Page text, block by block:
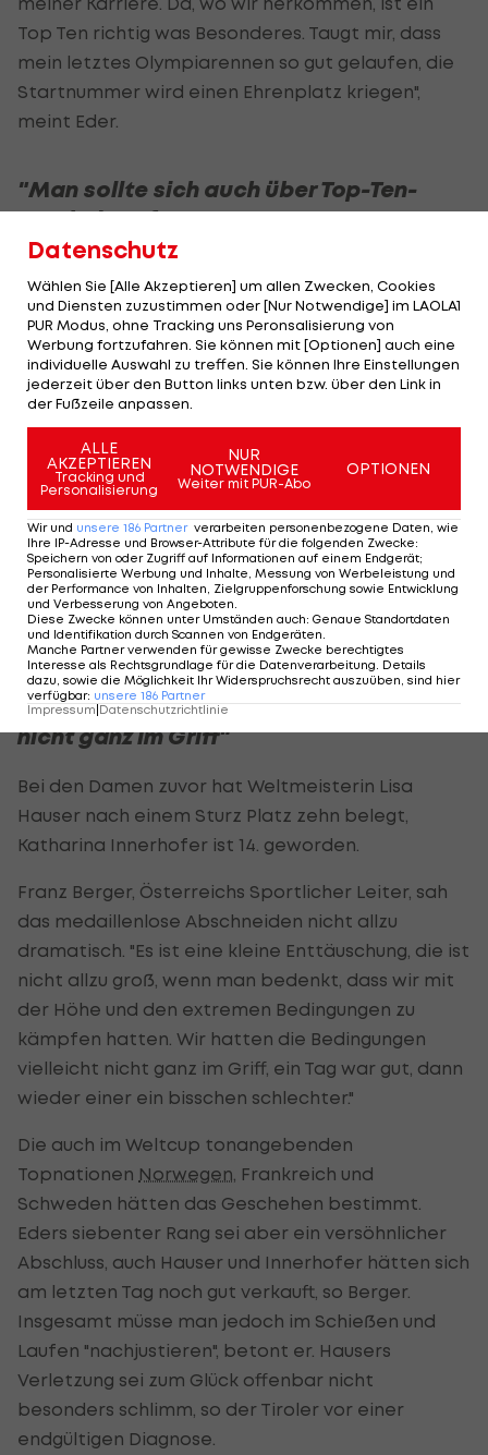
Top Ten richtig was Besonderes. Taugt mir, dass
mein letztes Olympiarennen so gut gelaufen, die
Startnummer wird einen Ehrenplatz kriegen",
meint Eder.
"Man sollte sich auch über Top-Ten-
Ergebnisse freuen"
Interview und sah zum Abschluss den seiner
Ansicht nach schwierigsten Bewerb mit eisigen
Temperaturen und scharfem Wind. "Eigentlich war
es ein sensationelles Rennen von Simon, aber es
ist ärgerlich, wie die Fehler zustande gekommen
sind. Unter dem Stich darf man damit aber
zufrieden sein."
Insgesamt sei die Bilanz freilich nicht ganz so
positiv. "Wir wollten natürlich um die Medaillen
mitkämpfen, das war Ziel, das haben wir leider
nicht geschafft. Man sollte sich aber auch über
Top-Ten-Ergebnisse freuen."
"Wir hatten die Bedingungen vielleicht
nicht ganz im Griff"
Bei den Damen zuvor hat Weltmeisterin Lisa
Hauser nach einem Sturz Platz zehn belegt,
Katharina Innerhofer ist 14. geworden.
Franz Berger, Österreichs Sportlicher Leiter, sah
das medaillenlose Abschneiden nicht allzu
dramatisch. "Es ist eine kleine Enttäuschung, die ist
nicht allzu groß, wenn man bedenkt, dass wir mit
der Höhe und den extremen Bedingungen zu
kämpfen hatten. Wir hatten die Bedingungen
vielleicht nicht ganz im Griff, ein Tag war gut, dann
wieder einer ein bisschen schlechter."
Die auch im Weltcup tonangebenden
Topnationen Norwegen , Frankreich und
Schweden hätten das Geschehen bestimmt.
Eders siebenter Rang sei aber ein versöhnlicher
Abschluss, auch Hauser und Innerhofer hätten sich
am letzten Tag noch gut verkauft, so Berger.
Insgesamt müsse man jedoch im Schießen und
Laufen "nachjustieren", betont er. Hausers
Verletzung sei zum Glück offenbar nicht
besonders schlimm, so der Tiroler vor einer
endgültigen Diagnose.
Datenschutz
Wählen Sie [Alle Akzeptieren] um allen Zwecken, Cookies
und Diensten zuzustimmen oder [Nur Notwendige] im LAOLA1
PUR Modus, ohne Tracking uns Peronsalisierung von
Werbung fortzufahren. Sie können mit [Optionen] auch eine
individuelle Auswahl zu treffen. Sie können Ihre Einstellungen
jederzeit über den Button links unten bzw. über den Link in
der Fußzeile anpassen.
ALLE
AKZEPTIEREN
Tracking und
Personalisierung
NUR
NOTWENDIGE
Weiter mit PUR-Abo
OPTIONEN
Wir und unsere 186 Partner verarbeiten personenbezogene Daten, wie
Ihre IP-Adresse und Browser-Attribute für die folgenden Zwecke:
Speichern von oder Zugriff auf Informationen auf einem Endgerät;
Personalisierte Werbung und Inhalte, Messung von Werbeleistung und
der Performance von Inhalten, Zielgruppenforschung sowie Entwicklung
und Verbesserung von Angeboten.
Diese Zwecke können unter Umständen auch: Genaue Standortdaten
und Identifikation durch Scannen von Endgeräten.
Manche Partner verwenden für gewisse Zwecke berechtigtes
Interesse als Rechtsgrundlage für die Datenverarbeitung. Details
dazu, sowie die Möglichkeit Ihr Widerspruchsrecht auszuüben, sind hier
verfügbar: unsere 186 Partner
Impressum Datenschutzrichtlinie